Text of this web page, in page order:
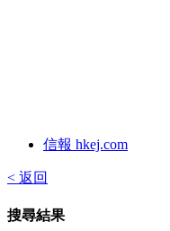
信報 hkej.com
< 返回
搜尋結果